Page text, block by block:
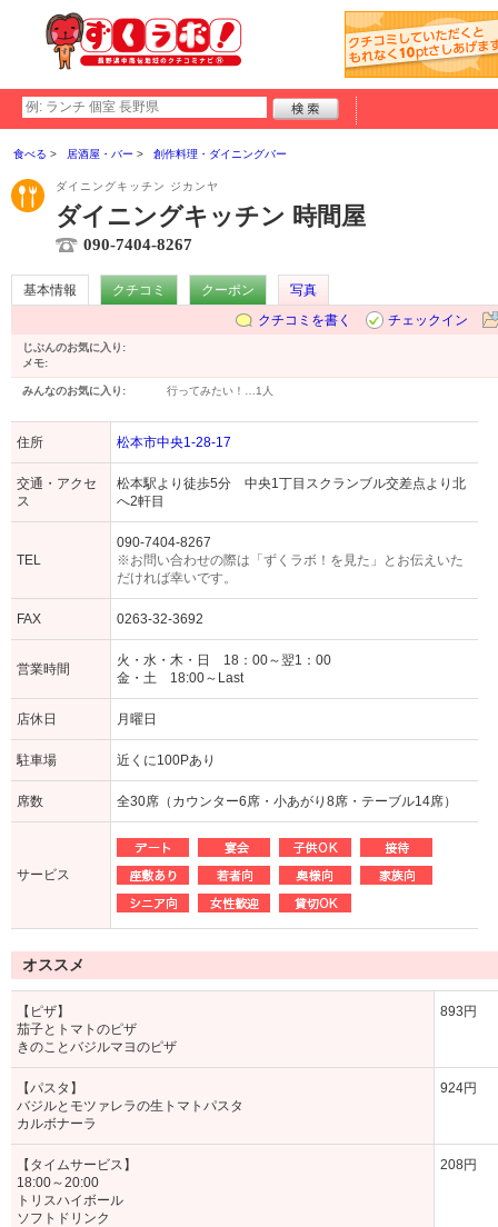
食べる 居酒屋・バー 創作料理・ダイニングバー
ダイニングキッチン ジカンヤ
ダイニングキッチン 時間屋
090-7404-8267
基本情報 クチコミ クーポン
写真
クチコミを書く
チェックイン
じぶんのお気に入り:
メモ:
みんなのお気に入り: 行ってみたい！… 1人
住所 松本市中央1-28-17
交通・アクセ
ス
松本駅より徒歩5分 中央1丁目スクランブル交差点より北
へ2軒目
TEL
090-7404-8267
※お問い合わせの際は「ずくラボ！を見た」とお伝えいた
だければ幸いです。
FAX 0263-32-3692
営業時間
火・水・木・日 18：00～翌1：00
金・土 18:00～Last
店休日 月曜日
駐車場 近くに100Pあり
席数 全30席（カウンター6席・小あがり8席・テーブル14席）
サービス
オススメ
【ピザ】
茄子とトマトのピザ
きのことバジルマヨのピザ
893円
【パスタ】
バジルとモツァレラの生トマトパスタ
カルボナーラ
924円
【タイムサービス】
18:00～20:00
トリスハイボール
ソフトドリンク
208円